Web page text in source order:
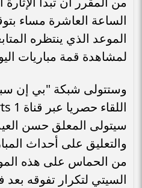
الساعة العاشرة مساء
الموعد الذي ينتظره
لمشاهدة قمة مباريات
وستتولى شبكة "بي إن
سيتولى المعلق حسن
والتعليق على أحداث
من الحماس على هذه
السيتي لتكرار تفوقه